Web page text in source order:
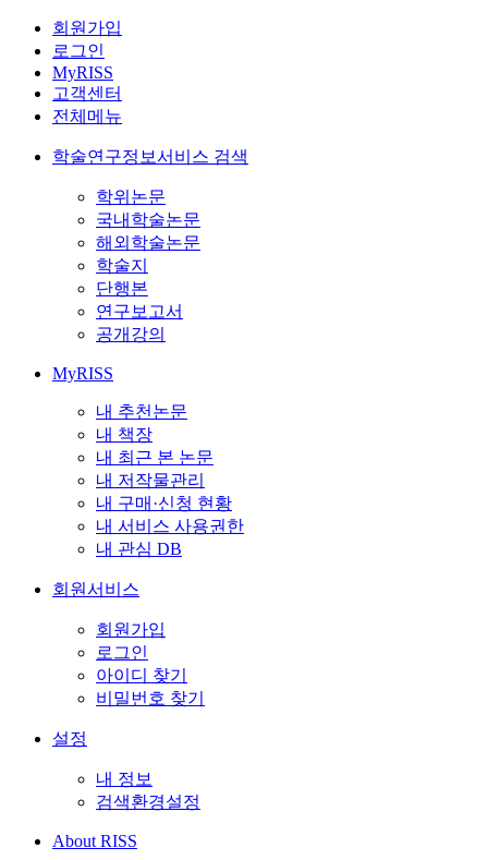
회원가입
로그인
MyRISS
고객센터
전체메뉴
학술연구정보서비스 검색
학위논문
국내학술논문
해외학술논문
학술지
단행본
연구보고서
공개강의
MyRISS
내 추천논문
내 책장
내 최근 본 논문
내 저작물관리
내 구매·신청 현황
내 서비스 사용권한
내 관심 DB
회원서비스
회원가입
로그인
아이디 찾기
비밀번호 찾기
설정
내 정보
검색환경설정
About RISS